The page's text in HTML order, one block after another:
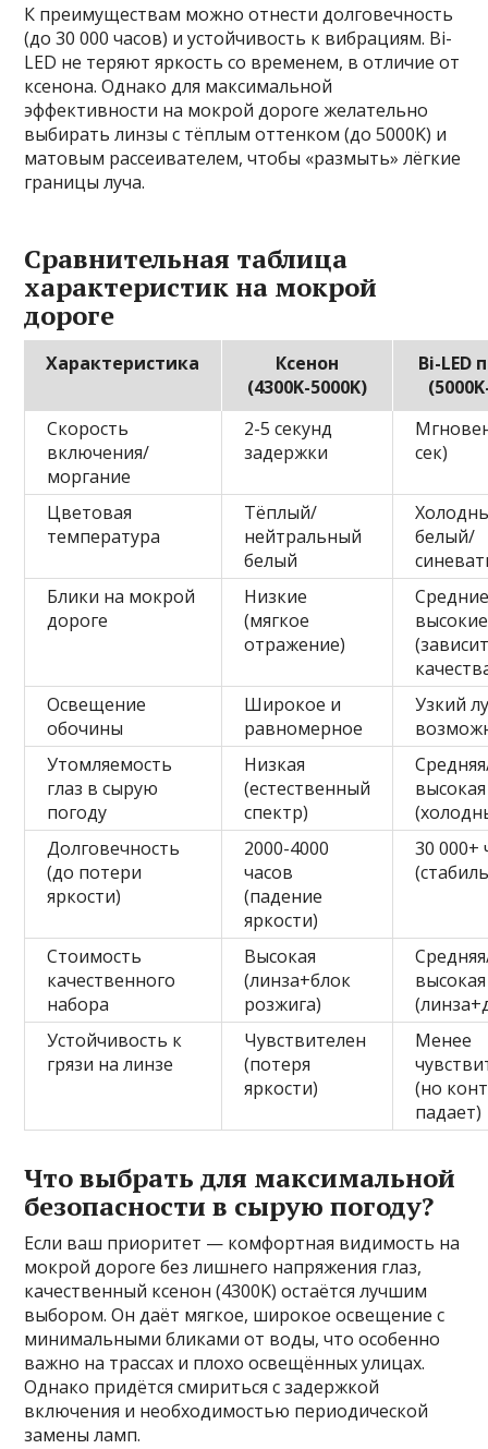
К преимуществам можно отнести долговечность
(до 30 000 часов) и устойчивость к вибрациям. Bi-
LED не теряют яркость со временем, в отличие от
ксенона. Однако для максимальной
эффективности на мокрой дороге желательно
выбирать линзы с тёплым оттенком (до 5000K) и
матовым рассеивателем, чтобы «размыть» лёгкие
границы луча.
Сравнительная таблица
характеристик на мокрой
дороге
Характеристика
Ксенон
(4300K-5000K)
Bi-LED
Скорость
включения/
моргание
2-5 секунд
задержки
сек)
Цветовая
температура
Тёплый/
нейтральный
белый
белый/
Блики на мокрой
дороге
Низкие
(мягкое
отражение)
высокие
Освещение
обочины
Широкое и
равномерное
Узкий
Утомляемость
глаз в сырую
погоду
Низкая
(естественный
спектр)
высокая
Долговечность
(до потери
яркости)
2000-4000
часов
(падение
яркости)
30 000+
Стоимость
качественного
набора
Высокая
(линза+блок
розжига)
высокая
Устойчивость к
грязи на линзе
Чувствителен
(потеря
яркости)
Менее
(но
падает)
Что выбрать для максимальной
безопасности в сырую погоду?
Если ваш приоритет — комфортная видимость на
мокрой дороге без лишнего напряжения глаз,
качественный ксенон (4300K) остаётся лучшим
выбором. Он даёт мягкое, широкое освещение с
минимальными бликами от воды, что особенно
важно на трассах и плохо освещённых улицах.
Однако придётся смириться с задержкой
включения и необходимостью периодической
замены ламп.